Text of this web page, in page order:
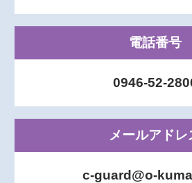
電話番号
0946-52-
メールアドレ
c-guard@o-